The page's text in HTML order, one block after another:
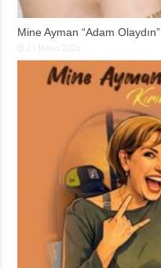
Mine Ayman “Adam Olaydın”